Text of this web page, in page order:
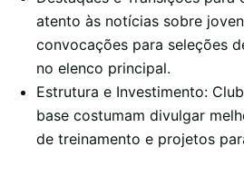
atento às notícias sobre
convocações para seleções
no elenco principal.
Estrutura e Investimento:
base costumam divulgar
de treinamento e projetos